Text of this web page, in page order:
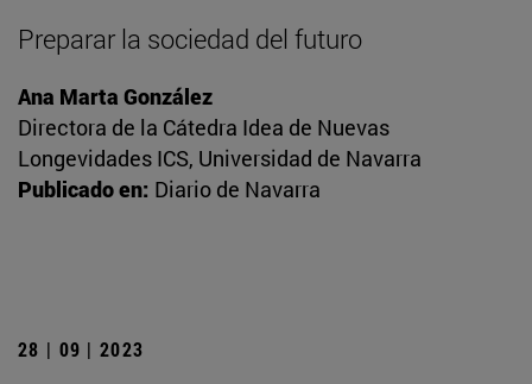
Preparar la sociedad del futuro
Ana Marta González
Directora de la Cátedra Idea de Nuevas
Longevidades ICS, Universidad de Navarra
Publicado en: Diario de Navarra
28 | 09 | 2023